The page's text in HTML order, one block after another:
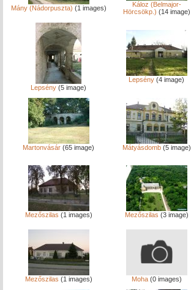
Mány (Nádorpuszta) (1 images)
Káloz (Belmajor-
Hörcsökp.) (14 image)
Lepsény (5 image)
Lepsény (4 image)
Martonvásár (65 image) Mátyásdomb(5 image)
Mezőszilas (1 images) Mezőszilas (3 image)
Mezőszilas (1 images) Moha(0 images)